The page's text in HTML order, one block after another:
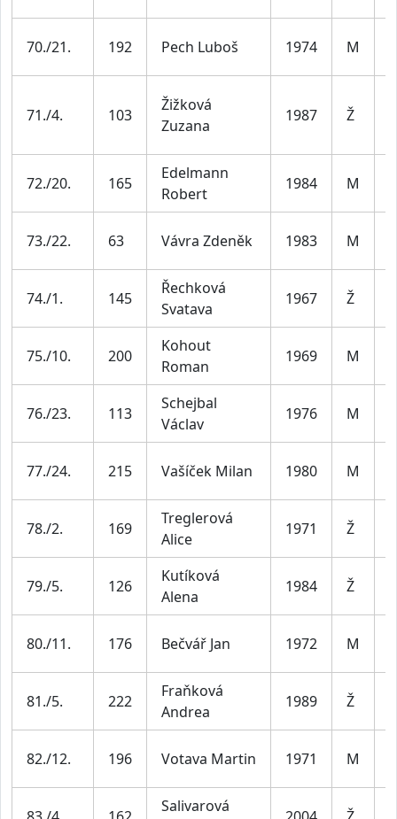
70./21. 192 Pech Luboš 1974 M
71./4. 103
Žižková
Zuzana
1987 Ž
72./20. 165
Edelmann
Robert
1984 M
73./22. 63 Vávra Zdeněk 1983 M
74./1. 145
Řechková
Svatava
1967 Ž
75./10. 200
Kohout
Roman
1969 M
76./23. 113
Schejbal
Václav
1976 M
77./24. 215 Vašíček Milan 1980 M
78./2. 169
Treglerová
Alice
1971 Ž
79./5. 126
Kutíková
Alena
1984 Ž
80./11. 176 Bečvář Jan 1972 M
81./5. 222
Fraňková
Andrea
1989 Ž
82./12. 196 Votava Martin 1971 M
Salivarová